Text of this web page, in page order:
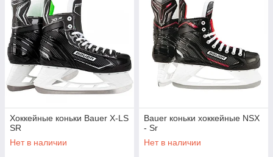
Хоккейные коньки Bauer X-LS
SR
Нет в наличии
Bauer коньки хоккейные NSX
- Sr
Нет в наличии